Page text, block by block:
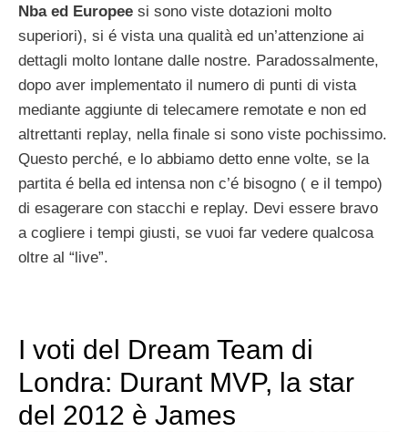
Nba ed Europee si sono viste dotazioni molto
superiori), si é vista una qualità ed un’attenzione ai
dettagli molto lontane dalle nostre. Paradossalmente,
dopo aver implementato il numero di punti di vista
mediante aggiunte di telecamere remotate e non ed
altrettanti replay, nella finale si sono viste pochissimo.
Questo perché, e lo abbiamo detto enne volte, se la
partita é bella ed intensa non c’é bisogno ( e il tempo)
di esagerare con stacchi e replay. Devi essere bravo
a cogliere i tempi giusti, se vuoi far vedere qualcosa
oltre al “live”.
I voti del Dream Team di
Londra: Durant MVP, la star
del 2012 è James